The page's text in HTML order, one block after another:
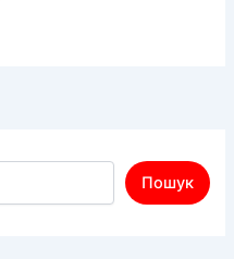
Пошук